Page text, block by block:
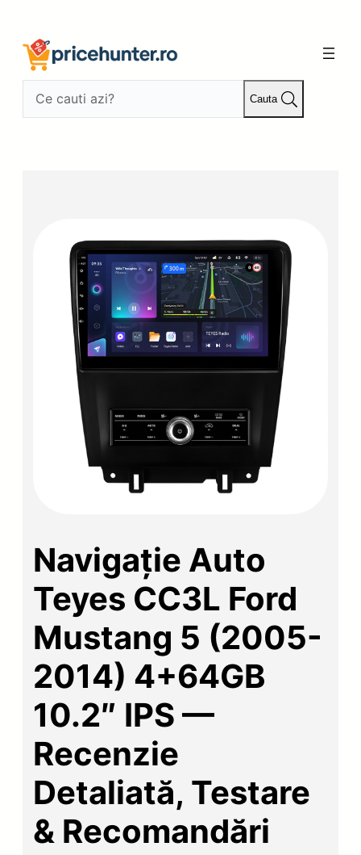
conținut
Cauta
Navigație Auto
Teyes CC3L Ford
Mustang 5 (2005-
2014) 4+64GB
10.2″ IPS —
Recenzie
Detaliată, Testare
& Recomandări